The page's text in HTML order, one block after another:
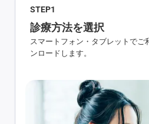
STEP1
診療方法を選択
スマートフォン・タブレットでご
ンロードします。